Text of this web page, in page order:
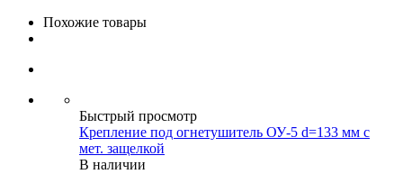
Похожие товары
Быстрый просмотр
Крепление под огнетушитель ОУ-5 d=133 мм с
мет. защелкой
В наличии